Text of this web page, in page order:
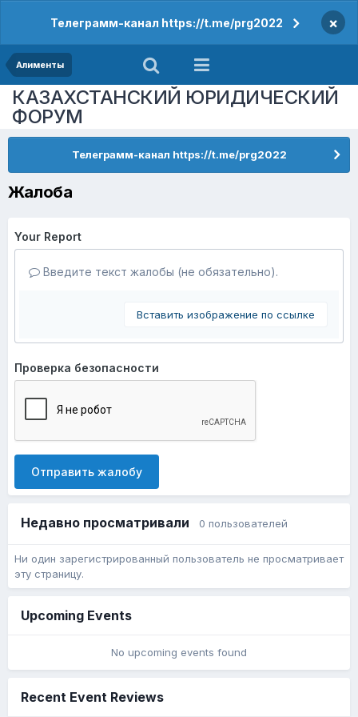
Телеграмм-канал https://t.me/prg2022 ×
Алименты
КАЗАХСТАНСКИЙ ЮРИДИЧЕСКИЙ
ФОРУМ
Телеграмм-канал https://t.me/prg2022
Жалоба
Your Report
Введите текст жалобы (не обязательно).
Вставить изображение по ссылке
Проверка безопасности
Отправить жалобу
Недавно просматривали 0 пользователей
Ни один зарегистрированный пользователь не просматривает
эту страницу.
Upcoming Events
No upcoming events found
Recent Event Reviews